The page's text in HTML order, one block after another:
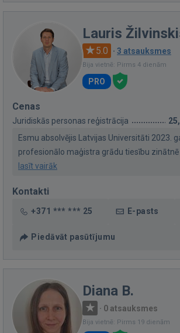
Lauris
5.0 · 3 atsauksmes
Bija vietnē: Pirms 4 dienām
PRO
Cenas
Juridiskās personas reģistrācija
Esmu absolvējis Latvijas Universitāti 2023.
profesionālo maģistra grādu tiesību zinātnē
lasīt vairāk
Kontakti
+371 *** *** 25 E-pasts
Piedāvāt pasūtījumu
Diana B.
· 0 atsauksmes
Bija vietnē: Pirms 19 dienām